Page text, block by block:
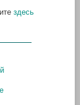
здесь